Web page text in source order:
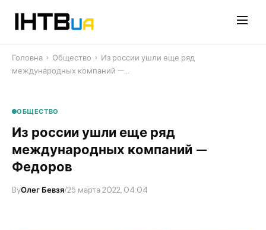
Головна › Общество › Из россии ушли еще ряд
международных компаний —…
ОБЩЕСТВО
Из россии ушли еще ряд
международных компаний —
Федоров
ByОлег Бевзя/25 марта 2022, 04:04